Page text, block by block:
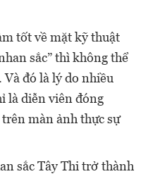
tốt về mặt kỹ thuật
sắc” thì không thể
đó là lý do nhiều
là diễn viên đóng
màn ảnh thực sự
sắc Tây Thi trở thành